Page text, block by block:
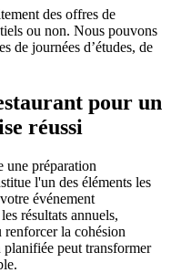
des offres de
ou non. Nous pouvons
de journées d’études, de
pour un
réussi
une préparation
l'un des éléments les
événement
résultats annuels,
la cohésion
planifiée peut transformer